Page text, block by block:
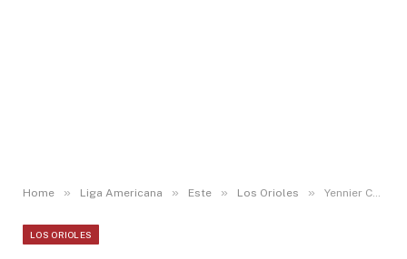
Home » Liga Americana » Este » Los Orioles » Yennier Cano sumó ante Detroit su cuarto hold de la temporada
LOS ORIOLES